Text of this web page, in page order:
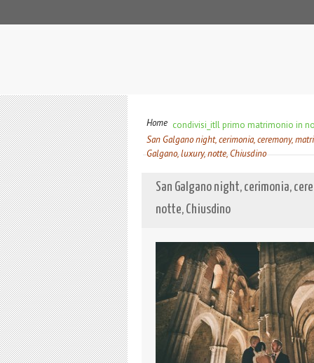
Home condivisi_itIl primo matrimonio in
San Galgano night, cerimonia, ceremony,
Galgano, luxury, notte, Chiusdino
San Galgano night, cerimonia,
notte, Chiusdino